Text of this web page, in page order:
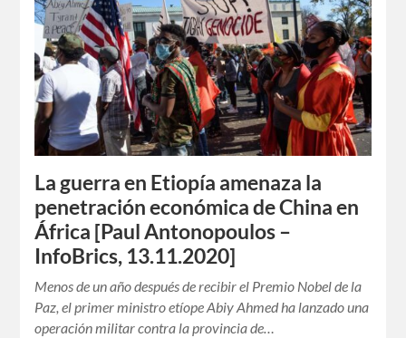
La guerra en Etiopía amenaza la
penetración económica de China en
África [Paul Antonopoulos –
InfoBrics, 13.11.2020]
Menos de un año después de recibir el Premio Nobel de la
Paz, el primer ministro etíope Abiy Ahmed ha lanzado una
operación militar contra la provincia de…